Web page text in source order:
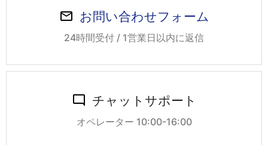
お問い合わせフォーム
24時間受付 / 1営業日以内に返信
チャットサポート
オペレーター 10:00-16:00